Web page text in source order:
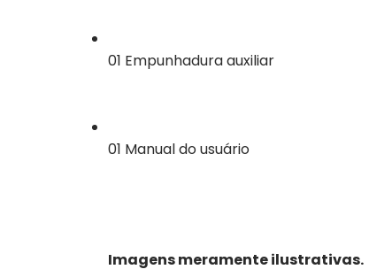
01 Empunhadura auxiliar
01 Manual do usuário
Imagens meramente ilustrativas.